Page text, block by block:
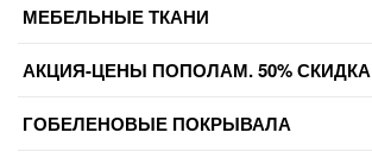
МЕБЕЛЬНЫЕ ТКАНИ
АКЦИЯ-ЦЕНЫ ПОПОЛАМ. 50% СКИДКА
ГОБЕЛЕНОВЫЕ ПОКРЫВАЛА